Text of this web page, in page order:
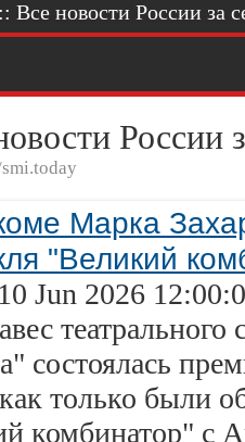
Все новости России за
России
Марка
"Великий
Jun 2026
состоялась
только были
комбинатор"